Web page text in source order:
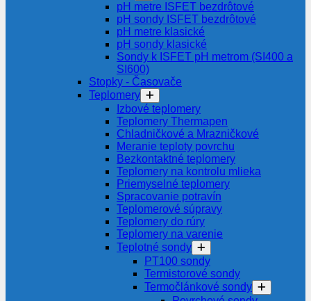
pH metre ISFET bezdrôtové
pH sondy ISFET bezdrôtové
pH metre klasické
pH sondy klasické
Sondy k ISFET pH metrom (SI400 a
SI600)
Stopky - Časovače
Teplomery
Izbové teplomery
Teplomery Thermapen
Chladničkové a Mrazničkové
Meranie teploty povrchu
Bezkontaktné teplomery
Teplomery na kontrolu mlieka
Priemyselné teplomery
Spracovanie potravín
Teplomerové súpravy
Teplomery do rúry
Teplomery na varenie
Teplotné sondy
PT100 sondy
Termistorové sondy
Termočlánkové sondy